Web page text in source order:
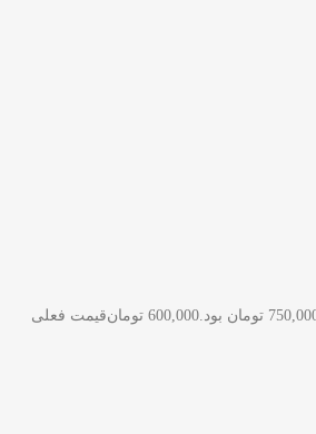
600,000 تومان
قیمت فعلی